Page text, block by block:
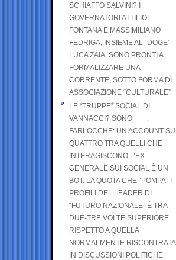
SCHIAFFO SALVINI? I
GOVERNATORI ATTILIO
FONTANA E MASSIMILIANO
FEDRIGA, INSIEME AL “DOGE”
LUCA ZAIA, SONO PRONTI A
FORMALIZZARE UNA
CORRENTE, SOTTO FORMA DI
ASSOCIAZIONE “CULTURALE”
LE “TRUPPE” SOCIAL DI
VANNACCI? SONO
FARLOCCHE: UN ACCOUNT SU
QUATTRO TRA QUELLI CHE
INTERAGISCONO L’EX
GENERALE SUI SOCIAL È UN
BOT. LA QUOTA CHE “POMPA” I
PROFILI DEL LEADER DI
“FUTURO NAZIONALE” È TRA
DUE-TRE VOLTE SUPERIORE
RISPETTO A QUELLA
NORMALMENTE RISCONTRATA
IN DISCUSSIONI POLITICHE